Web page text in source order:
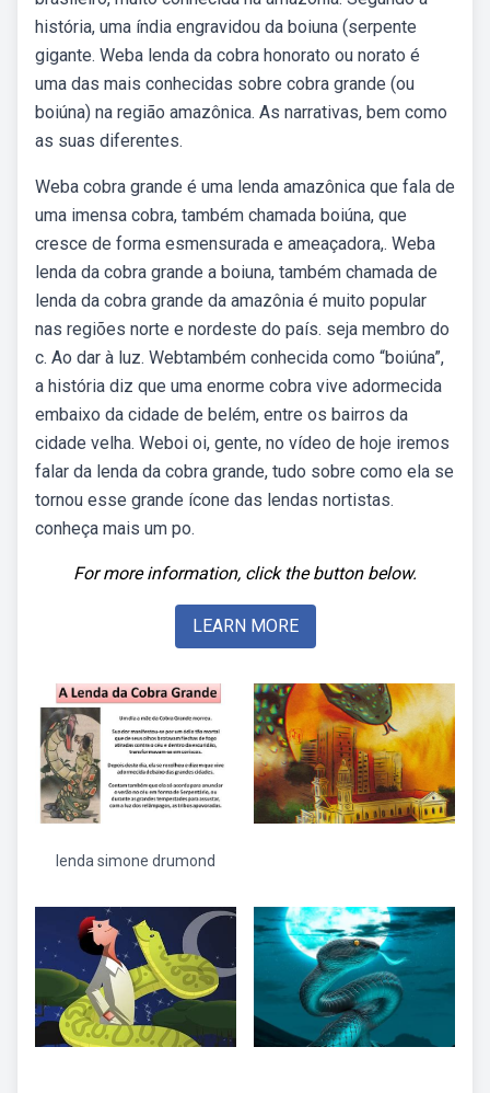
história, uma índia engravidou da boiuna (serpente
gigante. Weba lenda da cobra honorato ou norato é
uma das mais conhecidas sobre cobra grande (ou
boiúna) na região amazônica. As narrativas, bem como
as suas diferentes.
Weba cobra grande é uma lenda amazônica que fala de
uma imensa cobra, também chamada boiúna, que
cresce de forma esmensurada e ameaçadora,. Weba
lenda da cobra grande a boiuna, também chamada de
lenda da cobra grande da amazônia é muito popular
nas regiões norte e nordeste do país. seja membro do
c. Ao dar à luz. Webtambém conhecida como “boiúna”,
a história diz que uma enorme cobra vive adormecida
embaixo da cidade de belém, entre os bairros da
cidade velha. Weboi oi, gente, no vídeo de hoje iremos
falar da lenda da cobra grande, tudo sobre como ela se
tornou esse grande ícone das lendas nortistas.
conheça mais um po.
For more information, click the button below.
LEARN MORE
lenda simone drumond